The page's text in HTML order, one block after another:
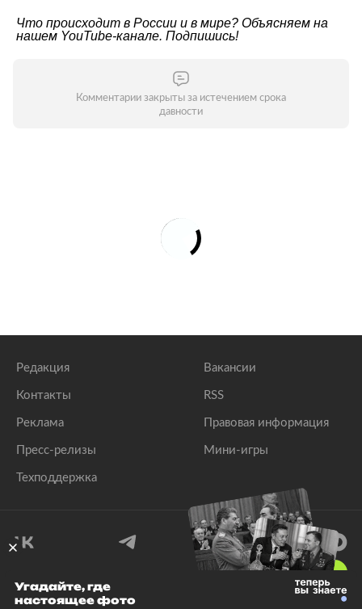
Что происходит в России и в мире? Объясняем на
нашем YouTube-канале. Подпишись!
Комментарии закрыты за истечением срока
давности
Редакция
Контакты
Реклама
Пресс-релизы
Техподдержка
Вакансии
RSS
Правовая информация
Мини-игры
© 1999–2026 Все права защищены.
Угадайте, где
настоящее фото